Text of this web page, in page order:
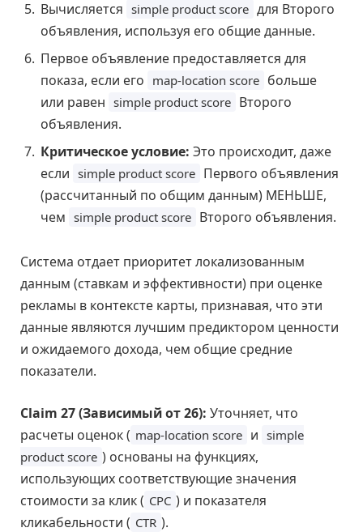
Вычисляется simple product score для Второго
объявления, используя его общие данные.
Первое объявление предоставляется для
показа, если его map-location score больше
или равен simple product score Второго
объявления.
Критическое условие: Это происходит, даже
если simple product score Первого объявления
(рассчитанный по общим данным) МЕНЬШЕ,
чем simple product score Второго объявления.
Система отдает приоритет локализованным
данным (ставкам и эффективности) при оценке
рекламы в контексте карты, признавая, что эти
данные являются лучшим предиктором ценности
и ожидаемого дохода, чем общие средние
показатели.
Claim 27 (Зависимый от 26): Уточняет, что
расчеты оценок ( map-location score и simple
product score ) основаны на функциях,
использующих соответствующие значения
стоимости за клик ( CPC ) и показателя
кликабельности ( CTR ).